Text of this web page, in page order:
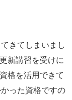
きてしまいまし
新講習を受けに
格を活用できて
った資格ですの